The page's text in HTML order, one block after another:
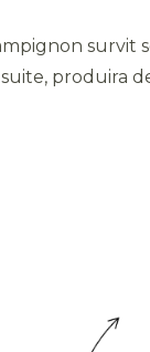
survit
produira